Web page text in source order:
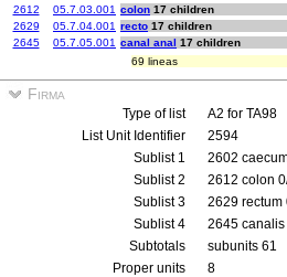
2612
05.7.03.001 colon 17 children
2629
05.7.04.001 recto 17 children
2645
05.7.05.001 canal anal 17 children
69 lineas
Firma
Type of list
A2 for TA98
List Unit Identifier
2594
Sublist 1
2602
Sublist 2
2612 colon
Sublist 3
2629 rectum
Sublist 4
2645
Subtotals
subunits 61
Proper units
8